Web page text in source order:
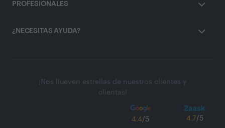
PROFESIONALES
¿NECESITAS AYUDA?
¡Nos llueven estrellas de nuestros clientes y
clientas!
4.4/5 4.7/5